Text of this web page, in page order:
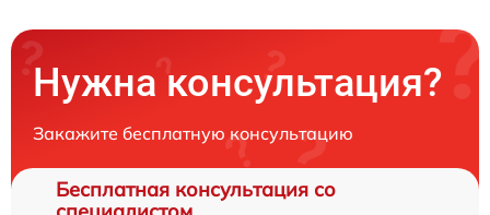
Нужна консультация?
Закажите бесплатную консультацию
Бесплатная консультация со